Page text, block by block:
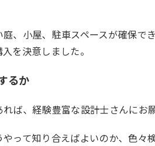
、小屋、駐車スペースが確保で
を決意しました。
るか
ば、経験豊富な設計士さんにお
って知り合えばよいのか、色々